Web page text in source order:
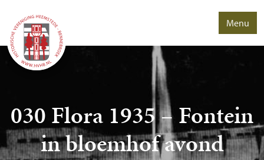
Menu
030 Flora 1935 – Fontein
in bloemhof avond